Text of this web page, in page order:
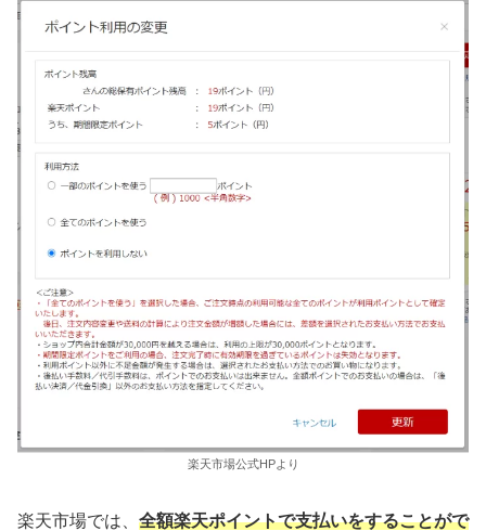
楽天市場公式HPより
楽天市場では、 全額楽天ポイントで支払いをすることがで